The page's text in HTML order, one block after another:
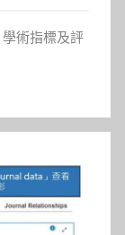
學術指標及評